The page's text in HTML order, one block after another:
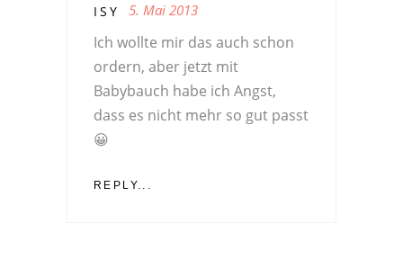
ISY 5. Mai 2013
Ich wollte mir das auch schon
ordern, aber jetzt mit
Babybauch habe ich Angst,
dass es nicht mehr so gut passt
😀
REPLY...